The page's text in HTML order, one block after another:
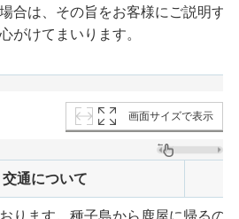
合は、その旨をお客様にご説明す
がけてまいります。
画面サイズで表示
交通について